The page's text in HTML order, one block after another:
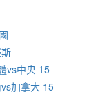
vs中央 15
加拿大 15